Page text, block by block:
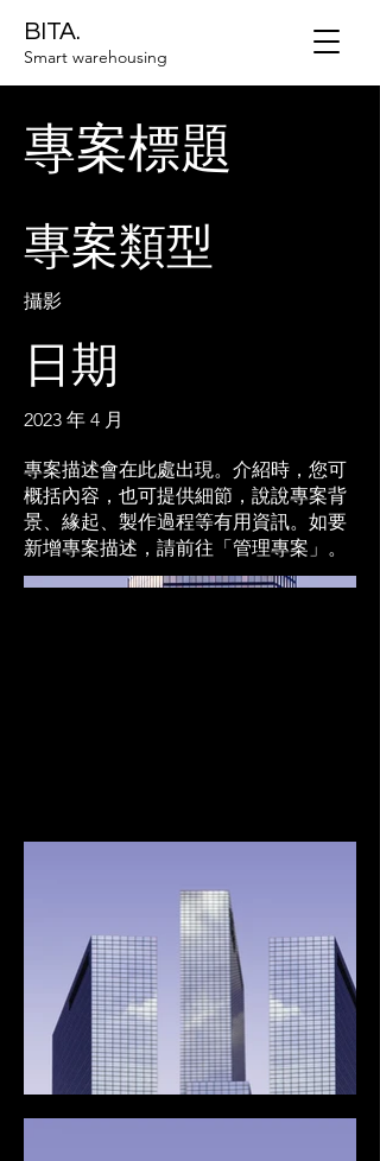
BITA.
Smart warehousing
專案標題
專案類型
攝影
日期
2023 年 4 月
專案描述會在此處出現。介紹時，您可
概括內容，也可提供細節，說說專案背
景、緣起、製作過程等有用資訊。如要
新增專案描述，請前往「管理專案」。